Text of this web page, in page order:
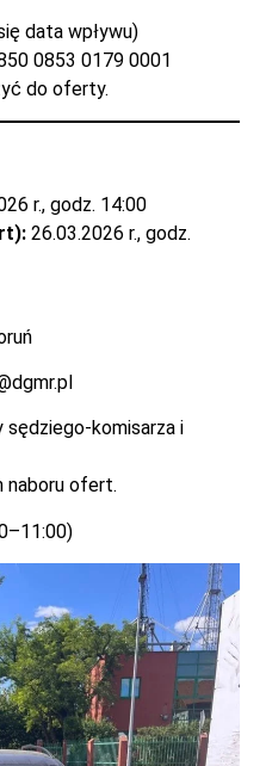
data wpływu)
0853 0179 0001
do oferty.
r., godz. 14:00
26.03.2026 r., godz.
sędziego-komisarza i
naboru ofert.